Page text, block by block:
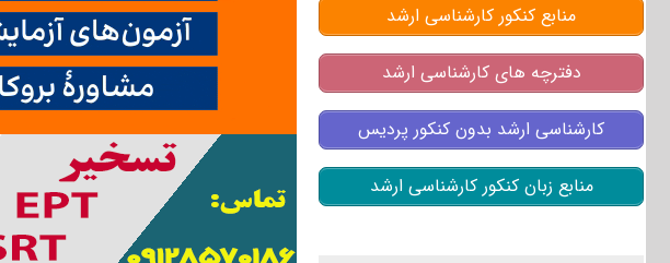
منابع کنکور کارشناسی ارشد
دفترچه های کارشناسی ارشد
کارشناسی ارشد بدون کنکور پردیس
منابع زبان کنکور کارشناسی ارشد